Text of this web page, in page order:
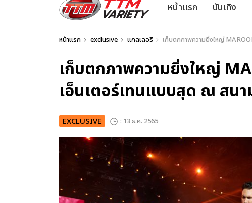
หน้าแรก บันเทิง
หน้าแรก exclusive แกลเลอรี เก็บตกภาพความยิ่งใหญ่
เก็บตกภาพความยิ่งใหญ่
เอ็นเตอร์เทนแบบสุด ณ สนา
EXCLUSIVE : 13 ธ.ค. 2565